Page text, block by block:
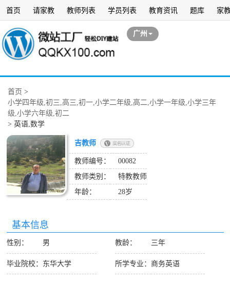
首页 请家教 教师列表 学员列表 教育资讯 题库 家
广州
首页 >
小学四年级,初三,高三,初一,小学二年级,高二,小学一年级,小学三年
级,小学六年级,初二
> 英语,数学
吉教师
教师编号：
00082
教师类别：
特教教师
年龄：
28岁
基本信息
性别： 男
毕业院校： 东华大学
教龄： 三年
所学专业： 商务英语